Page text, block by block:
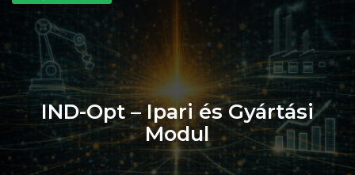
IND-Opt – Ipari és Gyártási
Modul